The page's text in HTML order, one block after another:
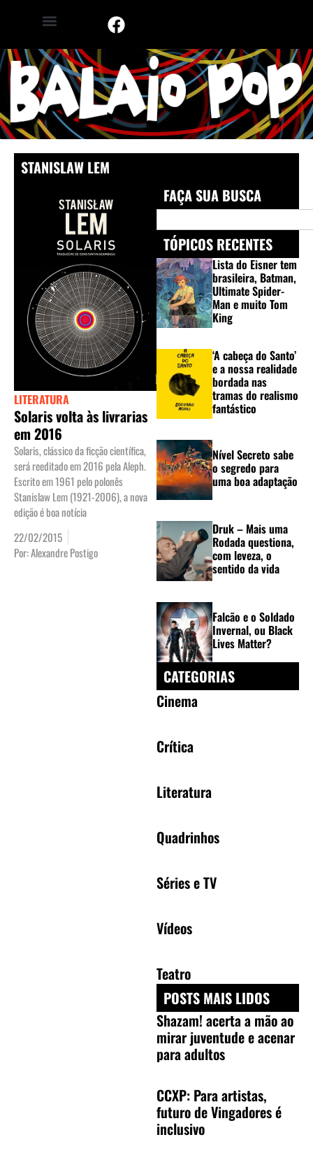
STANISLAW LEM
LITERATURA
Solaris volta às livrarias
em 2016
Solaris, clássico da ficção científica,
será reeditado em 2016 pela Aleph.
Escrito em 1961 pelo polonês
Stanislaw Lem (1921-2006), a nova
edição é boa notícia
22/02/2015
Por:Alexandre Postigo
FAÇA SUA BUSCA
TÓPICOS RECENTES
Lista do Eisner tem
brasileira, Batman,
Ultimate Spider-
Man e muito Tom
King
‘A cabeça do Santo’
e a nossa realidade
bordada nas
tramas do realismo
fantástico
Nível Secreto sabe
o segredo para
uma boa adaptação
Druk – Mais uma
Rodada questiona,
com leveza, o
sentido da vida
Falcão e o Soldado
Invernal, ou Black
Lives Matter?
CATEGORIAS
Cinema
Crítica
Literatura
Quadrinhos
Séries e TV
Vídeos
Teatro
POSTS MAIS LIDOS
Shazam! acerta a mão ao
mirar juventude e acenar
para adultos
CCXP: Para artistas,
futuro de Vingadores é
inclusivo